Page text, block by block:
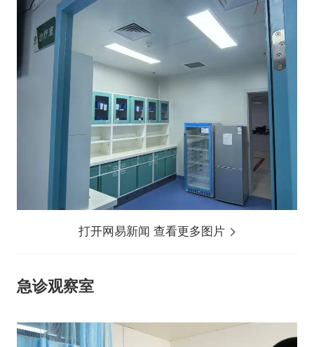
打开网易新闻 查看更多图片
急诊观察室